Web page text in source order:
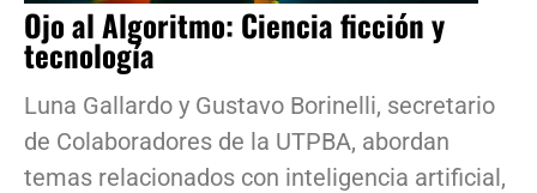
Ojo al Algoritmo: Ciencia ficción y
tecnología
Luna Gallardo y Gustavo Borinelli, secretario
de Colaboradores de la UTPBA, abordan
temas relacionados con inteligencia artificial,